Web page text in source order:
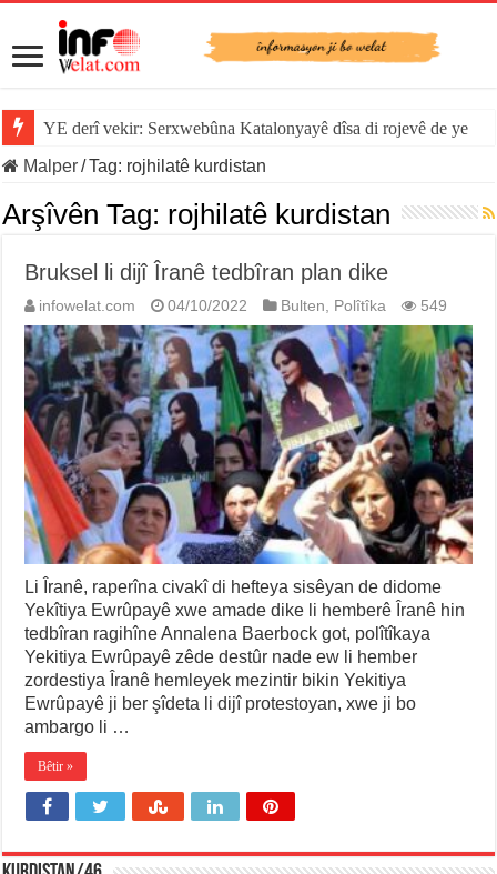
YE derî vekir: Serxwebûna Katalonyayê dîsa di rojevê de ye
Malper/Tag: rojhilatê kurdistan
Arşîvên Tag: rojhilatê kurdistan
Bruksel li dijî Îranê tedbîran plan dike
infowelat.com 04/10/2022 Bulten, Polîtîka 549
Li Îranê, raperîna civakî di hefteya sisêyan de didome
Yekîtiya Ewrûpayê xwe amade dike li hemberê Îranê hin
tedbîran ragihîne Annalena Baerbock got, polîtîkaya
Yekitiya Ewrûpayê zêde destûr nade ew li hember
zordestiya Îranê hemleyek mezintir bikin Yekitiya
Ewrûpayê ji ber şîdeta li dijî protestoyan, xwe ji bo
ambargo li …
Bêtir »